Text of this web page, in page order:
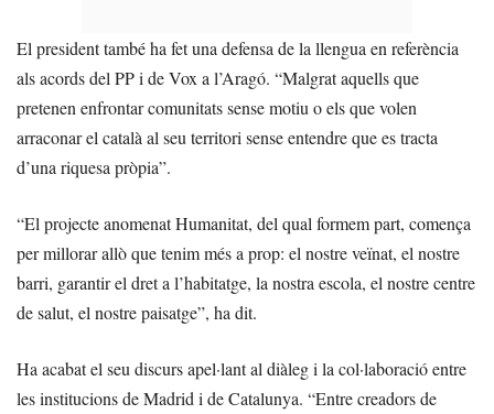
El president també ha fet una defensa de la llengua en referència
als acords del PP i de Vox a l’Aragó. “Malgrat aquells que
pretenen enfrontar comunitats sense motiu o els que volen
arraconar el català al seu territori sense entendre que es tracta
d’una riquesa pròpia”.
“El projecte anomenat Humanitat, del qual formem part, comença
per millorar allò que tenim més a prop: el nostre veïnat, el nostre
barri, garantir el dret a l’habitatge, la nostra escola, el nostre centre
de salut, el nostre paisatge”, ha dit.
Ha acabat el seu discurs apel·lant al diàleg i la col·laboració entre
les institucions de Madrid i de Catalunya. “Entre creadors de